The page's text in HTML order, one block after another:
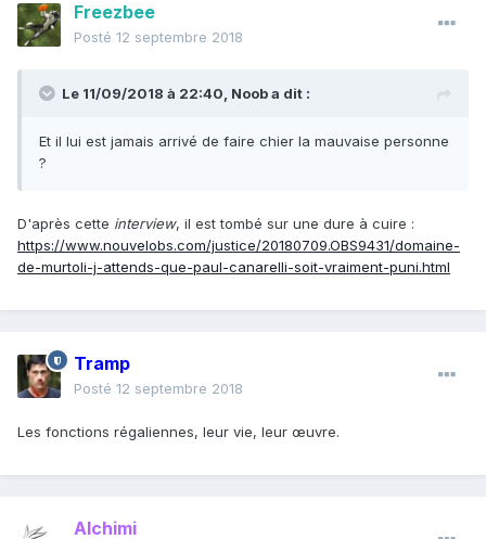
Freezbee
Posté 12 septembre 2018
Le 11/09/2018 à 22:40, Nooba dit :
Et il lui est jamais arrivé de faire chier la mauvaise personne
?
D'après cette interview, il est tombé sur une dure à cuire :
https://www.nouvelobs.com/justice/20180709.OBS9431/domaine-
de-murtoli-j-attends-que-paul-canarelli-soit-vraiment-puni.html
Tramp
Posté 12 septembre 2018
Les fonctions régaliennes, leur vie, leur œuvre.
Alchimi